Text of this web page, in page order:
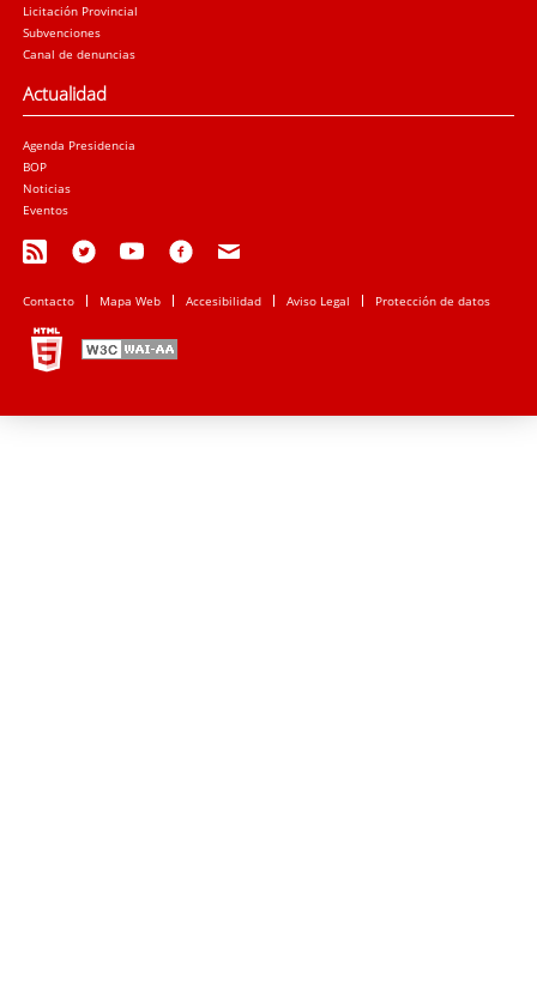
Licitación Provincial
Subvenciones
Canal de denuncias
Actualidad
Agenda Presidencia
BOP
Noticias
Eventos
Contacto Mapa Web Accesibilidad Aviso Legal Protección de datos